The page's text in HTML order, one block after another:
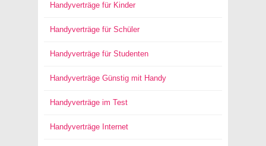
Handyverträge für Kinder
Handyverträge für Schüler
Handyverträge für Studenten
Handyverträge Günstig mit Handy
Handyverträge im Test
Handyverträge Internet